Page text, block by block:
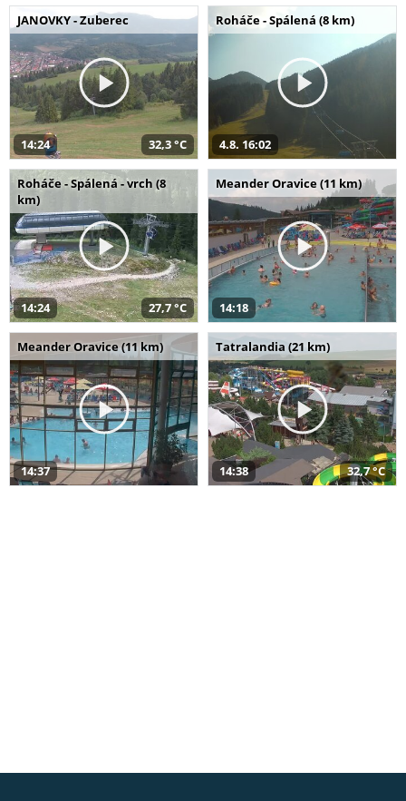
JANOVKY - Zuberec
14:24 32,3 °C
Roháče - Spálená (8 km)
4.8. 16:02
Roháče - Spálená - vrch (8
km)
14:24 27,7 °C
Meander Oravice (11 km)
14:18
Meander Oravice (11 km)
14:37
Tatralandia (21 km)
14:38 32,7 °C